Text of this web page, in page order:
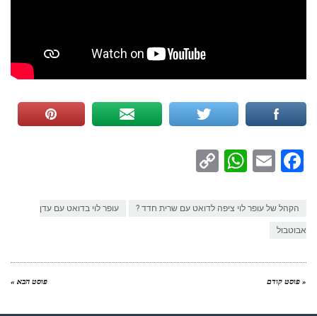
Facebook
Email
WhatsApp
הקהל של עופר לוי ציפה לדואט עם שרית חדד ? עופר לוי בדואט עם עדן
אבוטבול
« פוסט קודם פוסט הבא »